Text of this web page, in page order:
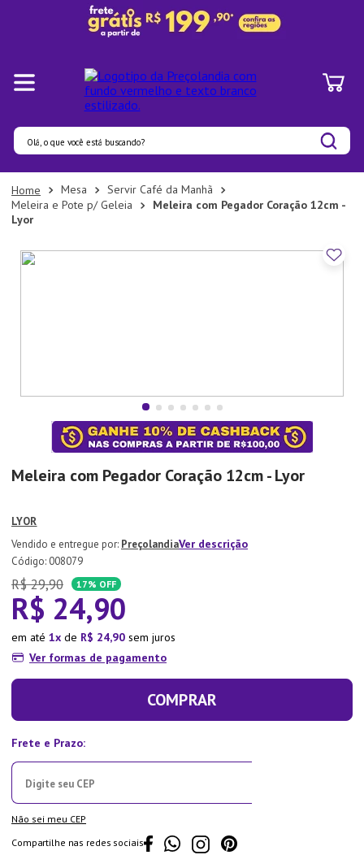
Olá, o que você está buscando?
Mesa
Servir Café da Manhã
Meleira e Pote p/ Geleia
Meleira com Pegador Coração 12cm -
Lyor
Meleira com Pegador Coração 12cm - Lyor
LYOR
PreçolandiaVer descrição
: 008079
R$ 29,90 17% OFF
R$ 24,90
em até 1 de R$ 24,90 sem juros
Ver formas de pagamento
COMPRAR
Não sei meu CEP
Compartilhe nas redes sociais
Termos mais buscados
1º
Panelas
3
Aparelho Jantar
Xicara